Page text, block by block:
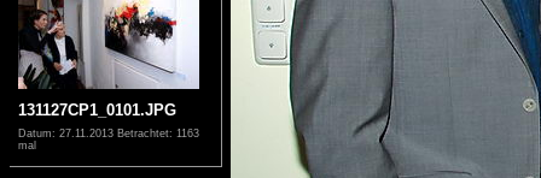
131127CP1_0101.JPG
Datum: 27.11.2013 Betrachtet: 1163
mal